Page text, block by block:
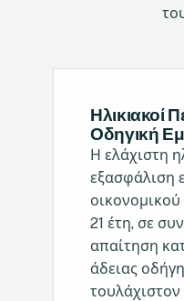
Ηλικιακοί
Οδηγική
Η ελάχιστη
εξασφάλιση
21 έτη, σε
απαίτηση
άδειας
τουλάχιστον